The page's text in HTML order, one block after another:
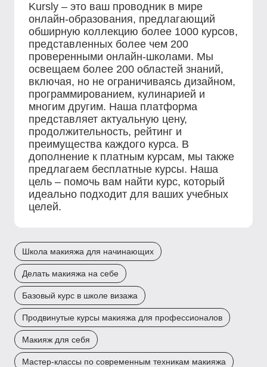
Kursly – это ваш проводник в мире
онлайн-образования, предлагающий
обширную коллекцию более 1000 курсов,
представленных более чем 200
проверенными онлайн-школами. Мы
освещаем более 200 областей знаний,
включая, но не ограничиваясь дизайном,
программированием, кулинарией и
многим другим. Наша платформа
представляет актуальную цену,
продолжительность, рейтинг и
преимущества каждого курса. В
дополнение к платным курсам, мы также
предлагаем бесплатные курсы. Наша
цель – помочь вам найти курс, который
идеально подходит для ваших учебных
целей.
Школа макияжа для начинающих
Делать макияжа на себе
Базовый курс в школе визажа
Продвинутые курсы макияжа для профессионалов
Макияж для себя
Мастер-классы по современным техникам макияжа